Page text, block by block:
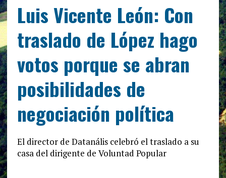
Luis Vicente León: Con
traslado de López hago
votos porque se abran
posibilidades de
negociación política
El director de Datanális celebró el traslado a su
casa del dirigente de Voluntad Popular